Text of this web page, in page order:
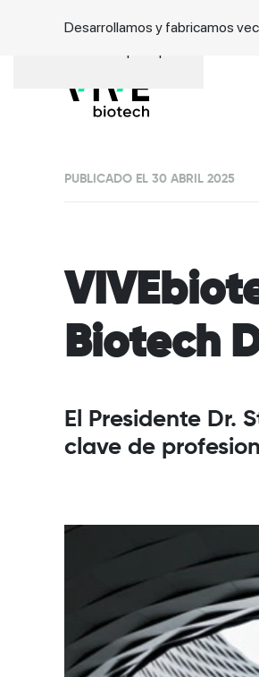
Desarrollamos y fabricamos
PUBLICADO EL 30 ABRIL 2025
Biotech
El Presidente Dr.
clave de